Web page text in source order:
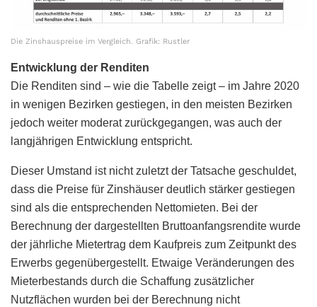
Die Zinshauspreise im Vergleich. Grafik: Rustler
Entwicklung der Renditen
Die Renditen sind – wie die Tabelle zeigt – im Jahre 2020
in wenigen Bezirken gestiegen, in den meisten Bezirken
jedoch weiter moderat zurückgegangen, was auch der
langjährigen Entwicklung entspricht.
Dieser Umstand ist nicht zuletzt der Tatsache geschuldet,
dass die Preise für Zinshäuser deutlich stärker gestiegen
sind als die entsprechenden Nettomieten. Bei der
Berechnung der dargestellten Bruttoanfangsrendite wurde
der jährliche Mietertrag dem Kaufpreis zum Zeitpunkt des
Erwerbs gegenübergestellt. Etwaige Veränderungen des
Mieterbestands durch die Schaffung zusätzlicher
Nutzflächen wurden bei der Berechnung nicht